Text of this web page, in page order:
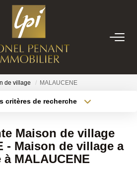
VENTES
PRESTIGE
de village MALAUCENE
critères de recherche
Budget max
Créer une alerte
Maison de village
- Maison de village a
MALAUCENE